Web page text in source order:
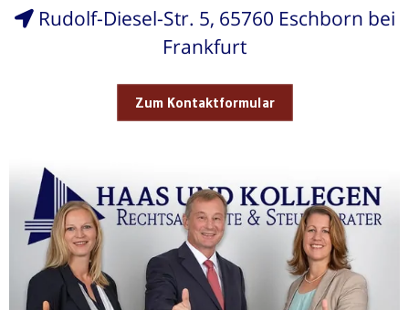
Rudolf-Diesel-Str. 5, 65760 Eschborn bei
Frankfurt
Zum Kontaktformular